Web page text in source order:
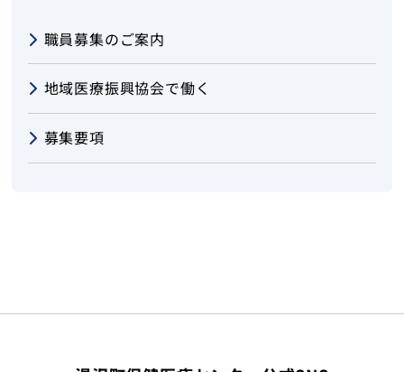
職員募集のご案内
地域医療振興協会で働く
募集要項